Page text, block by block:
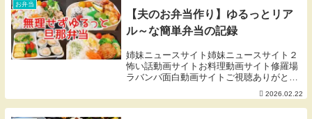
お弁当
【夫のお弁当作り】ゆるっとリア
ル～な簡単弁当の記録
姉妹ニュースサイト姉妹ニュースサイト２
怖い話動画サイトお料理動画サイト修羅場
ラバンバ面白動画サイトご視聴ありがとう
ございます😊本日は旦那弁当4日間です
(^▽^)/【1日目】豚肉とピーマンの生姜焼
きブロッコリーとささみ塩昆布マヨ炒め人
2026.02.22